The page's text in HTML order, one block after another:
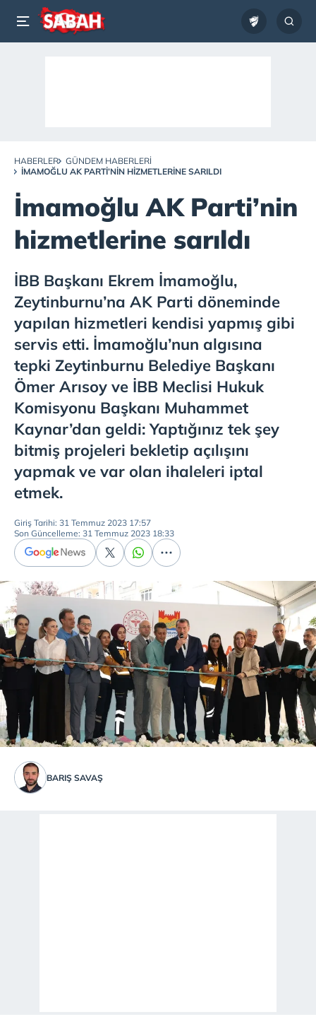
HABERLER
GÜNDEM HABERLERI
İMAMOĞLU AK PARTI’NIN HIZMETLERINE SARILDI
İmamoğlu AK Parti’nin
hizmetlerine sarıldı
İBB Başkanı Ekrem İmamoğlu,
Zeytinburnu’na AK Parti döneminde
yapılan hizmetleri kendisi yapmış gibi
servis etti. İmamoğlu’nun algısına
tepki Zeytinburnu Belediye Başkanı
Ömer Arısoy ve İBB Meclisi Hukuk
Komisyonu Başkanı Muhammet
Kaynar’dan geldi: Yaptığınız tek şey
bitmiş projeleri bekletip açılışını
yapmak ve var olan ihaleleri iptal
etmek.
Giriş Tarihi: 31 Temmuz 2023 17:57
Son Güncelleme: 31 Temmuz 2023 18:33
BARIŞ SAVAŞ